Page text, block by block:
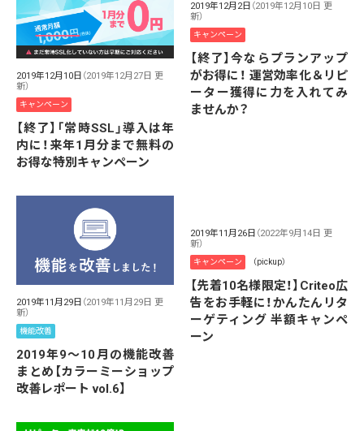
2019年12月10日 （2019年12月27日 更
新）
キャンペーン
【終了】「常時SSL」導入は年
内に！来年1月分まで無料の
お得な特別キャンペーン
2019年12月2日 （2019年12月10日 更
新）
キャンペーン
【終了】今ならプランアップ
がお得に！ 運営効率化＆リピ
ーター獲得に力を入れてみ
ませんか？
2019年11月29日 （2019年11月29日 更
新）
機能改善
2019年9～10月の機能改善
まとめ【カラーミーショップ
改善レポート vol.6】
2019年11月26日 （2022年9月14日 更
新）
キャンペーン （pickup）
【先着10名様限定！】Criteo広
告をお手軽に！かんたんリタ
ーゲティング 半額キャンペ
ーン